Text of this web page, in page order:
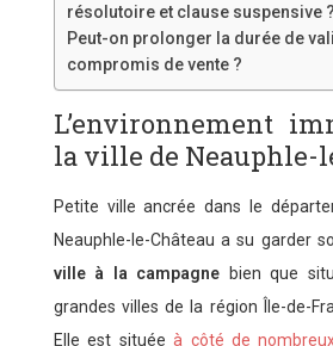
résolutoire et clause suspensive ?
Peut-on prolonger la durée de
compromis de vente ?
L’environnement
la ville de Neauphle-
Petite ville ancrée dans le
Neauphle-le-Château a su garder
ville à la campagne bien que
grandes villes de la région Île-de-
Elle est situéeà côté de